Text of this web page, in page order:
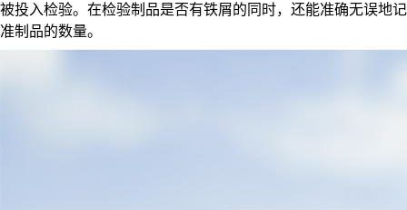
被投入检验。在检验制品是否有铁屑的同时，还能准确无误地记
准制品的数量。